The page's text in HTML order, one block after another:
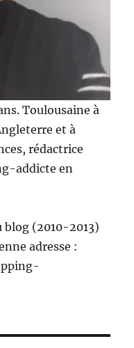
Toulousaine à
et à
rédactrice
addicte en
blog (2010-2013)
adresse :